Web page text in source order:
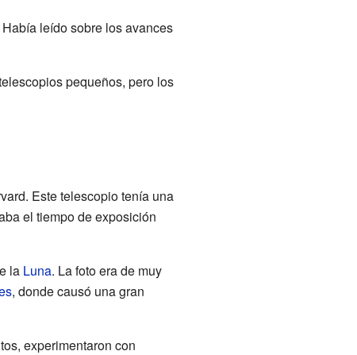
leído sobre los avances
pequeños, pero los
Este telescopio tenía una
el tiempo de exposición
la Luna. La foto era de muy
, donde causó una gran
experimentaron con